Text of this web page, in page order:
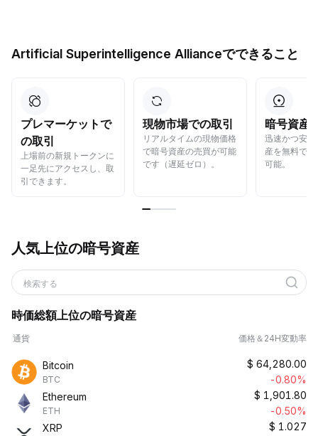
Artificial Superintelligence Allianceでできること
プレマーケットで
の取引
上場前の新規トークンに
一足先にアクセスし、取
引できます。
現物市場での取引
リアルタイムの現物価格
で暗号資産の売買が可能
です（遅延ゼロ）。
暗号資産
迅速かつ安
産を無料で
可能。
人気上位の暗号資産
検索する
時価総額上位の暗号資産
通貨 価格＆24H変動率
Bitcoin
BTC
$ 64,280.00
-0.80%
Ethereum
ETH
$ 1,901.80
-0.50%
XRP
$ 1.027